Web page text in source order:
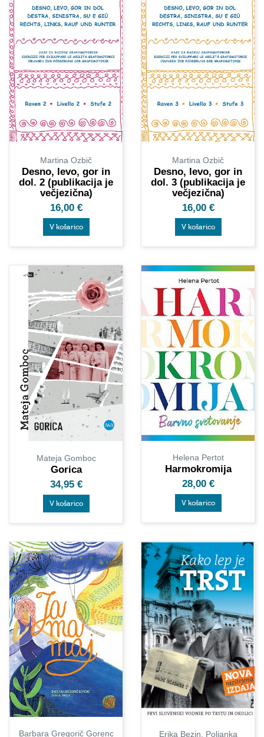
Martina Ozbič
Desno, levo, gor in
dol. 2 (publikacija je
večjezična)
16,00 €
V košarico
Martina Ozbič
Desno, levo, gor in
dol. 3 (publikacija je
večjezična)
16,00 €
V košarico
Mateja Gomboc
Gorica
34,95 €
V košarico
Helena Pertot
Harmokromija
28,00 €
V košarico
Barbara Gregorič Gorenc Erika Bezin, Poljanka